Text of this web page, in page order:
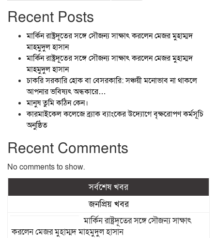
Recent Posts
মার্কিন রাষ্ট্রদূতের সঙ্গে সৌজন্য সাক্ষাৎ করলেন মেজর মুহাম্মদ
মাহমুদুল হাসান
মার্কিন রাষ্ট্রদূতের সঙ্গে সৌজন্য সাক্ষাৎ করলেন মেজর মুহাম্মদ
মাহমুদুল হাসান
চাকরি সরকারি হোক বা বেসরকারি: সঞ্চয়ী মনোভাব না থাকলে
আপনার ভবিষ্যৎ অন্ধকারে…
মানুষ তুমি কঠিন কেন।
কারমাইকেল কলেজে ব্র্যাক ব্যাংকের উদ্যোগে বৃক্ষরোপণ কর্মসূচি
অনুষ্ঠিত
Recent Comments
No comments to show.
সর্বশেষ খবর
জনপ্রিয় খবর
মার্কিন রাষ্ট্রদূতের সঙ্গে সৌজন্য সাক্ষাৎ
করলেন মেজর মুহাম্মদ মাহমুদুল হাসান